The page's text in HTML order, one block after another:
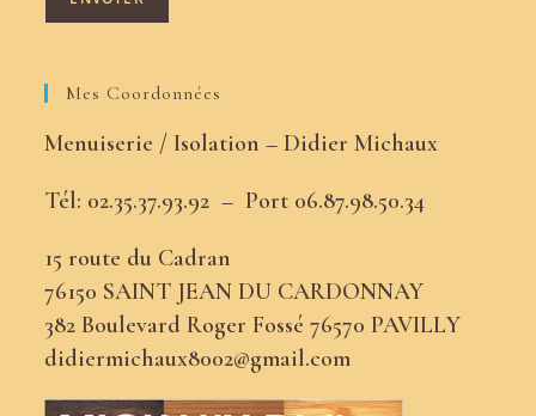
Mes Coordonnées
Menuiserie / Isolation – Didier Michaux
Tél: 02.35.37.93.92 – Port 06.87.98.50.34
15 route du Cadran
76150 SAINT JEAN DU CARDONNAY
382 Boulevard Roger Fossé 76570 PAVILLY
didiermichaux8002@gmail.com